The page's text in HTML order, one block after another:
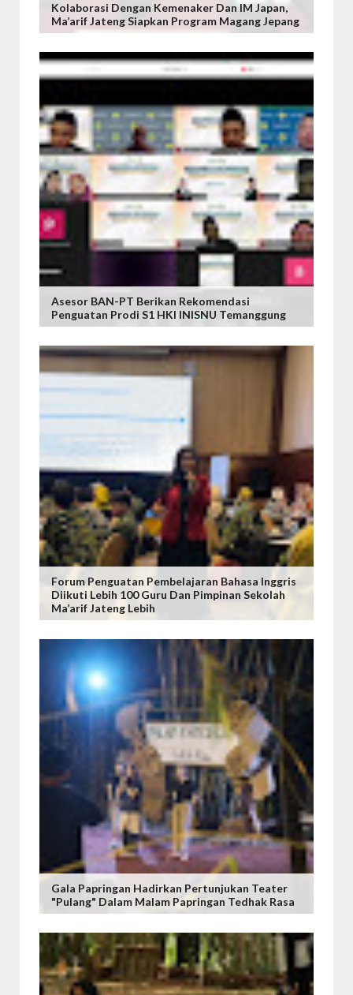
Kolaborasi Dengan Kemenaker Dan IM Japan,
Ma’arif Jateng Siapkan Program Magang Jepang
Asesor BAN-PT Berikan Rekomendasi
Penguatan Prodi S1 HKI INISNU Temanggung
Forum Penguatan Pembelajaran Bahasa Inggris
Diikuti Lebih 100 Guru Dan Pimpinan Sekolah
Ma’arif Jateng Lebih
Gala Papringan Hadirkan Pertunjukan Teater
"Pulang" Dalam Malam Papringan Tedhak Rasa